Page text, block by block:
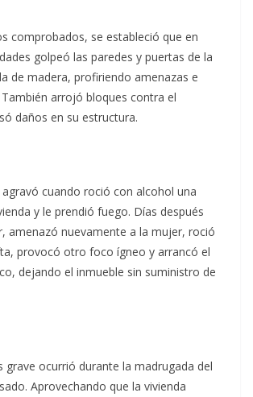
comprobados, se estableció que en
golpeó las paredes y puertas de la
de madera, profiriendo amenazas e
arrojó bloques contra el
daños en su estructura.
cuando roció con alcohol una
y le prendió fuego. Días después
amenazó nuevamente a la mujer, roció
provocó otro foco ígneo y arrancó el
dejando el inmueble sin suministro de
grave ocurrió durante la madrugada del
Aprovechando que la vivienda